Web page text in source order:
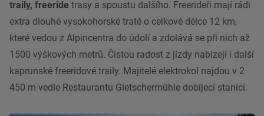
traily, freeride trasy a spoustu dalšího. Freerideři mají rádi
extra dlouhé vysokohorské tratě o celkové délce 12 km,
které vedou z Alpincentra do údolí a zdolává se při nich až
1500 výškových metrů. Čistou radost z jízdy nabízejí i další
kaprunské freeridové traily. Majitelé elektrokol najdou v 2
450 m vedle Restaurantu Gletschermühle dobíjecí stanici.